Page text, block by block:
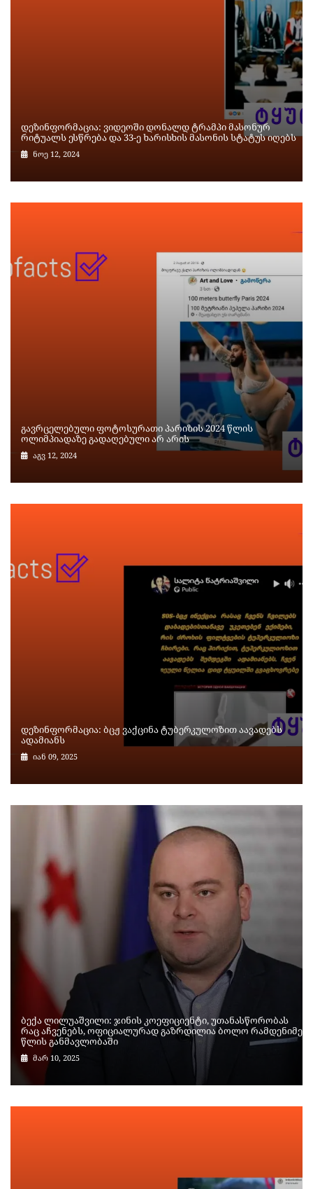
დეზინფორმაცია: ვიდეოში დონალდ ტრამპი მასონურ
რიტუალს ესწრება და 33-ე ხარისხის მასონის სტატუს იღებს
ნოე 12, 2024
გავრცელებული ფოტოსურათი პარიზის 2024 წლის
ოლიმპიადაზე გადაღებული არ არის
აგვ 12, 2024
დეზინფორმაცია: ბცჟ ვაქცინა ტუბერკულოზით აავადებს
ადამიანს
იან 09, 2025
ბექა ლილუაშვილი: ჯინის კოეფიციენტი, უთანასწორობას
რაც აჩვენებს, ოფიციალურად გაზრდილია ბოლო რამდენიმე
წლის განმავლობაში
მარ 10, 2025